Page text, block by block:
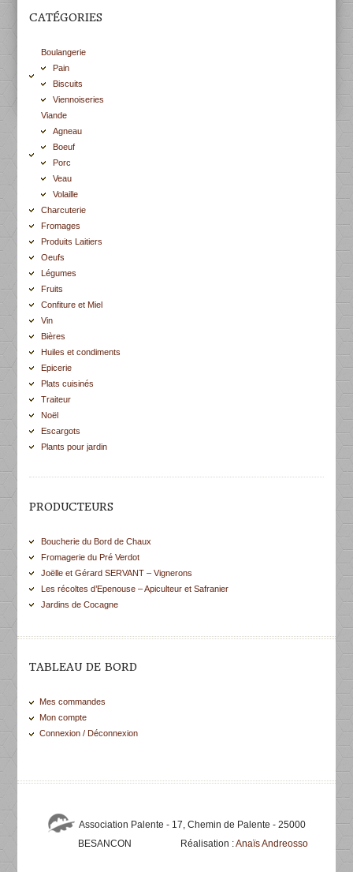
CATÉGORIES
Boulangerie
Pain
Biscuits
Viennoiseries
Viande
Agneau
Boeuf
Porc
Veau
Volaille
Charcuterie
Fromages
Produits Laitiers
Oeufs
Légumes
Fruits
Confiture et Miel
Vin
Bières
Huiles et condiments
Epicerie
Plats cuisinés
Traiteur
Noël
Escargots
Plants pour jardin
PRODUCTEURS
Boucherie du Bord de Chaux
Fromagerie du Pré Verdot
Joëlle et Gérard SERVANT – Vignerons
Les récoltes d’Epenouse – Apiculteur et Safranier
Jardins de Cocagne
TABLEAU DE BORD
Mes commandes
Mon compte
Connexion / Déconnexion
Association Palente - 17, Chemin de Palente - 25000
BESANCON
Réalisation :Anaïs Andreosso